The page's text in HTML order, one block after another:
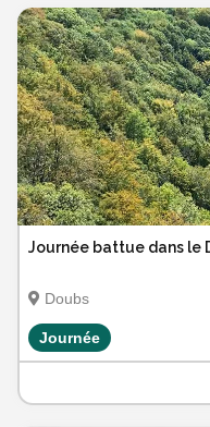
Journée battue dans le
Doubs
Journée